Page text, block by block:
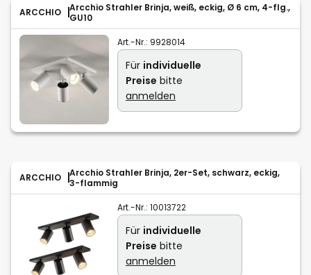
ARCCHIO
Arcchio Strahler Brinja, weiß, eckig, Ø 6 cm, 4-flg.,
GU10
Art.-Nr.: 9928014
Für individuelle
Preise bitte
anmelden
ARCCHIO
Arcchio Strahler Brinja, 2er-Set, schwarz, eckig,
3-flammig
Art.-Nr.: 10013722
Für individuelle
Preise bitte
anmelden